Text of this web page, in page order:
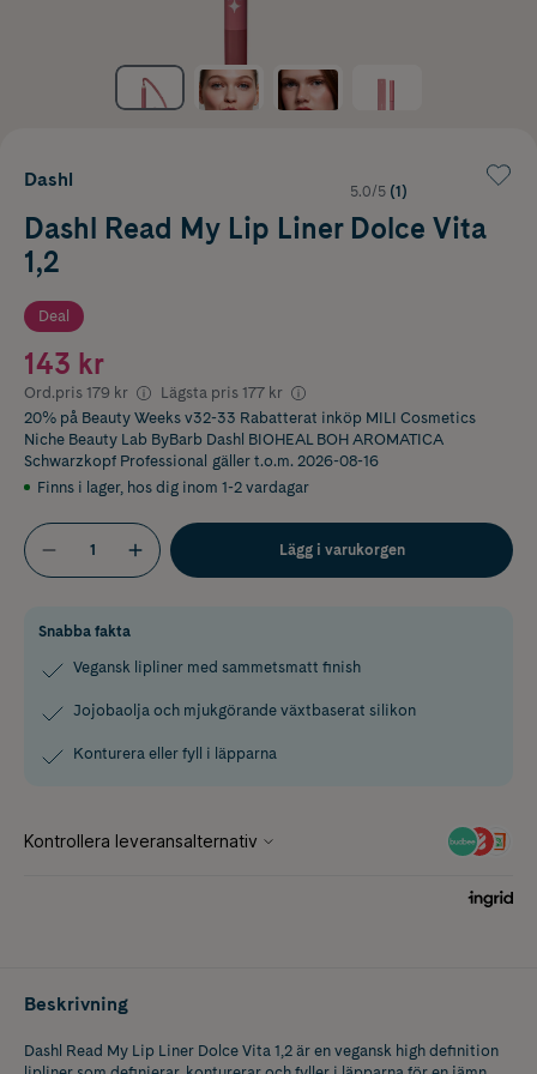
Dashl
5.0/5 (1)
Dashl Read My Lip Liner Dolce Vita
1,2
Deal
143 kr
Ord.pris 179 kr Lägsta pris 177 kr
20% på Beauty Weeks v32-33 Rabatterat inköp MILI Cosmetics
Niche Beauty Lab ByBarb Dashl BIOHEAL BOH AROMATICA
Schwarzkopf Professional gäller t.o.m. 2026-08-16
Finns i lager, hos dig inom 1-2 vardagar
Lägg i varukorgen
Snabba fakta
Vegansk lipliner med sammetsmatt finish
Jojobaolja och mjukgörande växtbaserat silikon
Konturera eller fyll i läpparna
Beskrivning
Dashl Read My Lip Liner Dolce Vita 1,2 är en vegansk high definition